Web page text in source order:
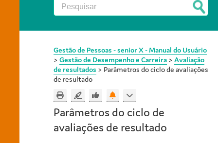
Gestão de Pessoas - senior X - Manual do Usuário
> Gestão de Desempenho e Carreira > Avaliação
de resultados > Parâmetros do ciclo de avaliações
de resultado
Parâmetros do ciclo de
avaliações de resultado